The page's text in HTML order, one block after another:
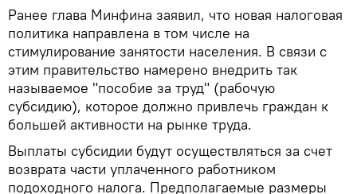
Ранее глава Минфина заявил, что новая налоговая
политика направлена в том числе на
стимулирование занятости населения. В связи с
этим правительство намерено внедрить так
называемое "пособие за труд" (рабочую
субсидию), которое должно привлечь граждан к
большей активности на рынке труда.
Выплаты субсидии будут осуществляться за счет
возврата части уплаченного работником
подоходного налога. Предполагаемые размеры